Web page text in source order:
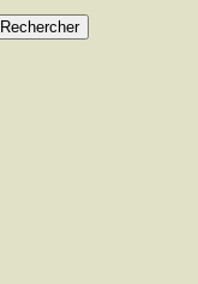
Rechercher